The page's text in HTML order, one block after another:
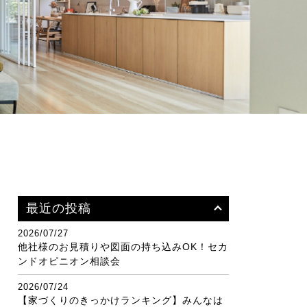
最近の投稿
2026/07/27
他社様のお見積りや図面の持ち込みOK！セカ
ンドオピニオン相談会
2026/07/24
【家づくりのきっかけランキング】みんなは